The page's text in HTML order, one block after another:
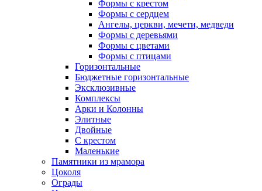
Формы с крестом
Формы с сердцем
Ангелы, церкви, мечети, медведи
Формы с деревьями
Формы с цветами
Формы с птицами
Горизонтальные
Бюджетные горизонтальные
Эксклюзивные
Комплексы
Арки и Колонны
Элитные
Двойные
С крестом
Маленькие
Памятники из мрамора
Цоколя
Ограды